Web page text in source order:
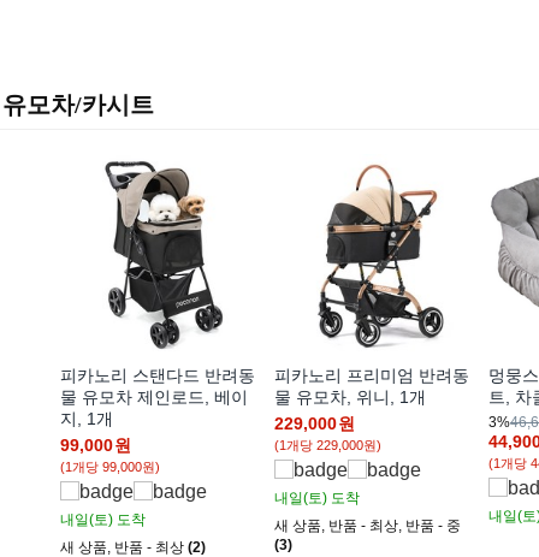
유모차/카시트
피카노리 스탠다드 반려동
물 유모차 제인로드, 베이
지, 1개
99,000원
(1개당 99,000원)
내일(토) 도착
새 상품 반품 - 최상 (2)
피카노리 프리미엄 반려동
물 유모차, 위니, 1개
229,000원
(1개당 229,000원)
내일(토) 도착
새 상품 반품 - 최상 반품 - 중
(3)
멍뭉
트, 차
3%
(1개당
내일(